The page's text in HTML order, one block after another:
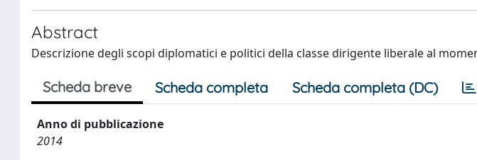
Abstract
Descrizione degli scopi diplomatici e politici della classe dirigente liberale al
Scheda breve Scheda completa Scheda completa (DC)
Anno di pubblicazione
2014